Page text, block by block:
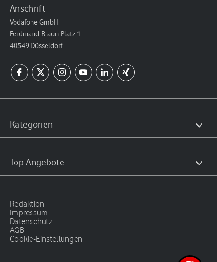
Anschrift
Vodafone GmbH
Ferdinand-Braun-Platz 1
40549 Düsseldorf
Kategorien
Top Angebote
Redaktion
Impressum
Datenschutz
AGB
Cookie-Einstellungen